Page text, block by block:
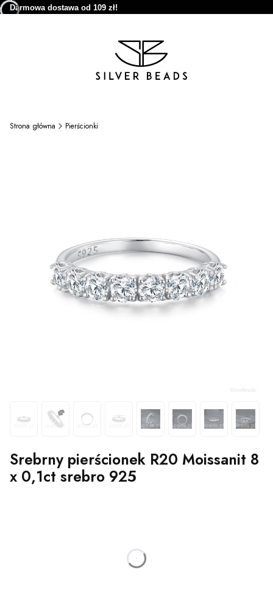
Darmowa dostawa od 109 zł!
Strona główna Pierścionki
Srebrny pierścionek R20 Moissanit 8
x 0,1ct srebro 925